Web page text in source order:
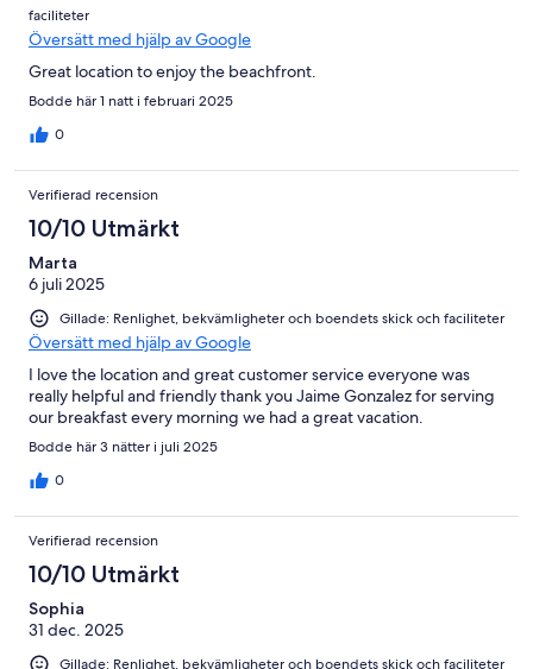
faciliteter
Översätt med hjälp av Google
Great location to enjoy the beachfront.
Bodde här 1 natt i februari 2025
0
Verifierad recension
10/10 Utmärkt
Marta
6 juli 2025
Gillade: Renlighet, bekvämligheter och boendets skick och faciliteter
Översätt med hjälp av Google
I love the location and great customer service everyone was
really helpful and friendly thank you Jaime Gonzalez for serving
our breakfast every morning we had a great vacation.
Bodde här 3 nätter i juli 2025
0
Verifierad recension
10/10 Utmärkt
Sophia
31 dec. 2025
Gillade: Renlighet, bekvämligheter och boendets skick och faciliteter